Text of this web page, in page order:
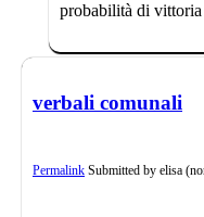
probabilità di vittoria
verbali comunali
Permalink Submitted by elisa